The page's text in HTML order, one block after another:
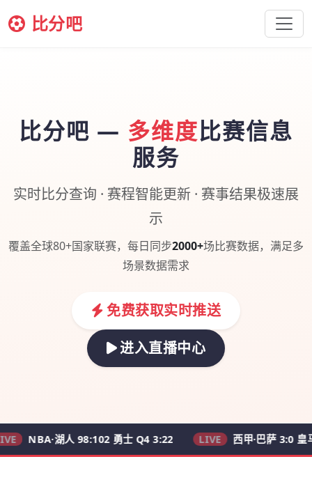
比分吧
比分吧 — 多维度比赛信息
服务
实时比分查询 · 赛程智能更新 · 赛事结果极速展
示
覆盖全球80+国家联赛，每日同步2000+场比赛数据，满足多
场景数据需求
免费获取实时推送
进入直播中心
湖人 98:102 勇士 Q4 3:22 LIVE 西甲·巴萨 3:0 皇马 62'